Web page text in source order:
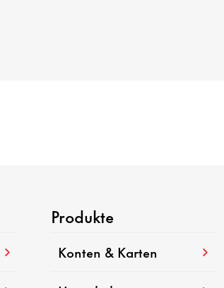
Produkte
Konten & Karten